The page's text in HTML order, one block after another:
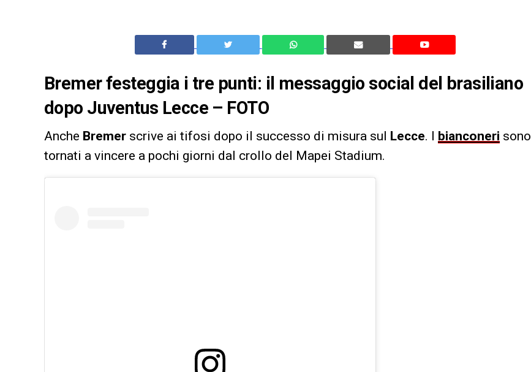
Bremer festeggia i tre punti: il messaggio social del brasiliano
dopo Juventus Lecce – FOTO
Anche Bremer scrive ai tifosi dopo il successo di misura sul Lecce. I bianconeri sono
tornati a vincere a pochi giorni dal crollo del Mapei Stadium.